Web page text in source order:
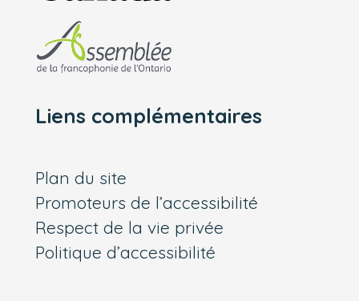
Liens complémentaires
Plan du site
Promoteurs de l’accessibilité
Respect de la vie privée
Politique d’accessibilité